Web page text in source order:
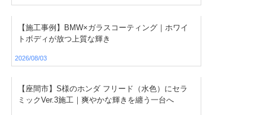
【施工事例】BMW×ガラスコーティング｜ホワイ
トボディが放つ上質な輝き
2026/08/03
【座間市】S様のホンダ フリード（水色）にセラ
ミックVer.3施工｜爽やかな輝きを纏う一台へ